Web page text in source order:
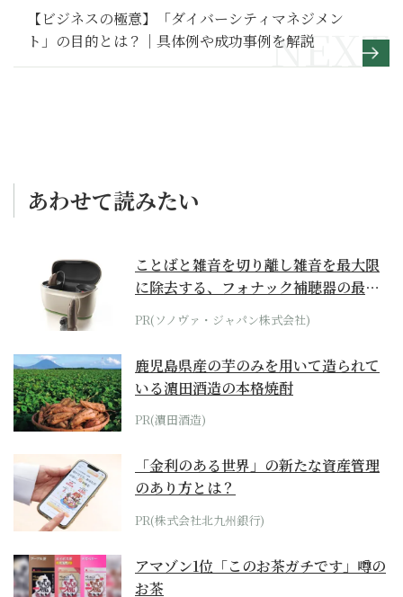
【ビジネスの極意】「ダイバーシティマネジメン
ト」の目的とは？｜具体例や成功事例を解説
あわせて読みたい
ことばと雑音を切り離し雑音を最大限
に除去する、フォナック補聴器の最上
位モデル
PR(ソノヴァ・ジャパン株式会社)
鹿児島県産の芋のみを用いて造られて
いる濵田酒造の本格焼酎
PR(濵田酒造)
「金利のある世界」の新たな資産管理
のあり方とは？
PR(株式会社北九州銀行)
アマゾン1位「このお茶ガチです」噂の
お茶